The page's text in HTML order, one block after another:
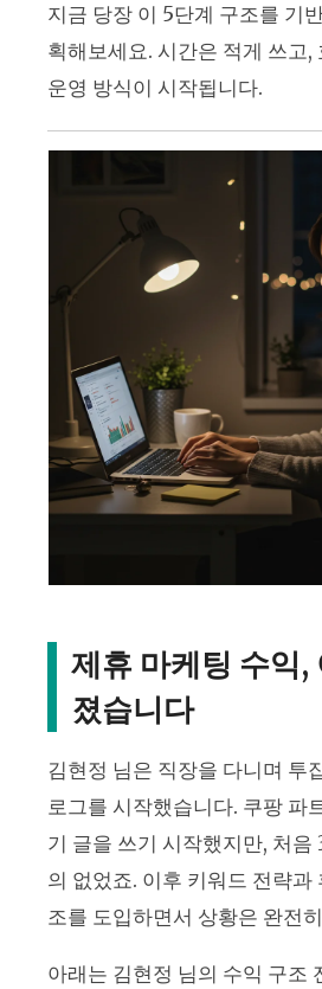
지금 당장 이 5단계 구조를 기
획해보세요. 시간은 적게 쓰고,
운영 방식이 시작됩니다.
제휴 마케팅 수익,
졌습니다
김현정 님은 직장을 다니며 투
로그를 시작했습니다. 쿠팡 파
기 글을 쓰기 시작했지만, 처음
의 없었죠. 이후 키워드 전략과
조를 도입하면서 상황은 완전
아래는 김현정 님의 수익 구조